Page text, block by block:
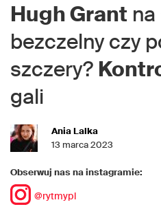
Hugh Grant
bezczelny czy
szczery?
gali
Ania Lalka
13 marca 2023
Obserwuj nas na instagramie:
@rytmypl